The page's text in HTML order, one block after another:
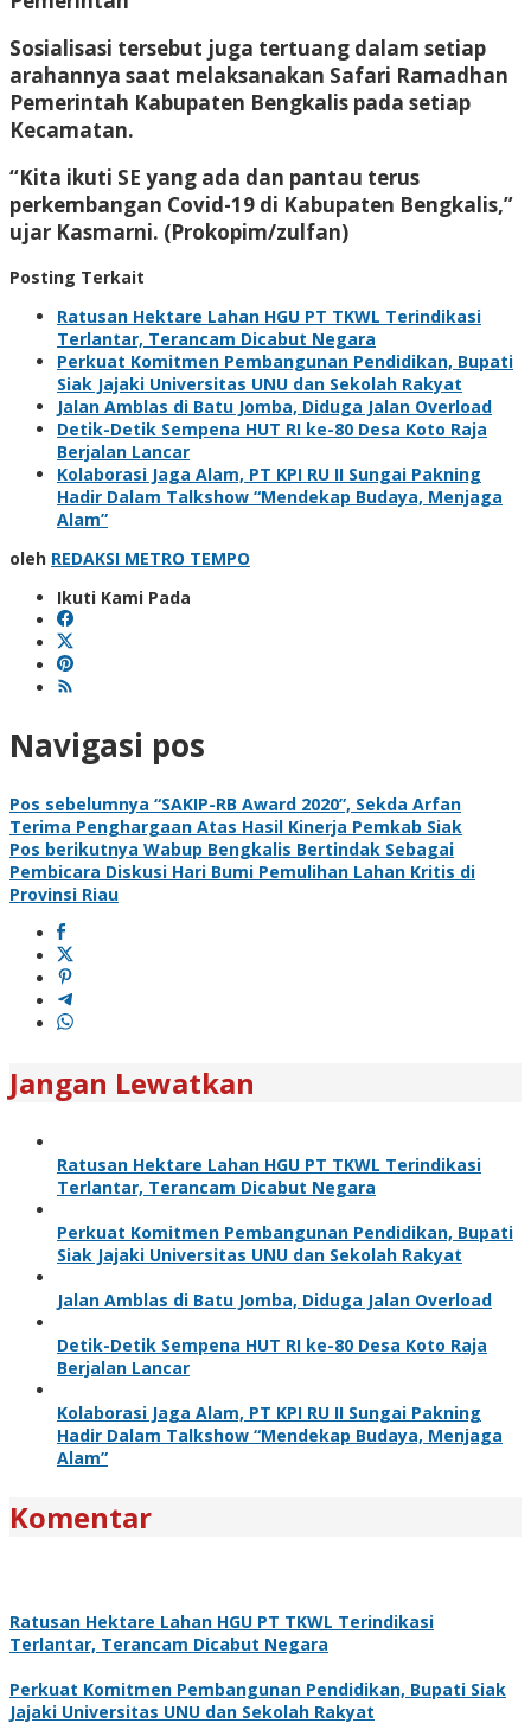
Sosialisasi tersebut juga tertuang dalam setiap
arahannya saat melaksanakan Safari Ramadhan
Pemerintah Kabupaten Bengkalis pada setiap
Kecamatan.
“Kita ikuti SE yang ada dan pantau terus
perkembangan Covid-19 di Kabupaten Bengkalis,”
ujar Kasmarni. (Prokopim/zulfan)
Posting Terkait
Ratusan Hektare Lahan HGU PT TKWL Terindikasi
Terlantar, Terancam Dicabut Negara
Perkuat Komitmen Pembangunan Pendidikan, Bupati
Siak Jajaki Universitas UNU dan Sekolah Rakyat
Jalan Amblas di Batu Jomba, Diduga Jalan Overload
Detik-Detik Sempena HUT RI ke-80 Desa Koto Raja
Berjalan Lancar
Kolaborasi Jaga Alam, PT KPI RU II Sungai Pakning
Hadir Dalam Talkshow “Mendekap Budaya, Menjaga
Alam”
oleh REDAKSI METRO TEMPO
Ikuti Kami Pada
Navigasi pos
Pos sebelumnya “SAKIP-RB Award 2020”, Sekda Arfan
Terima Penghargaan Atas Hasil Kinerja Pemkab Siak
Pos berikutnya Wabup Bengkalis Bertindak Sebagai
Pembicara Diskusi Hari Bumi Pemulihan Lahan Kritis di
Provinsi Riau
Jangan Lewatkan
Ratusan Hektare Lahan HGU PT TKWL Terindikasi
Terlantar, Terancam Dicabut Negara
Perkuat Komitmen Pembangunan Pendidikan, Bupati
Siak Jajaki Universitas UNU dan Sekolah Rakyat
Jalan Amblas di Batu Jomba, Diduga Jalan Overload
Detik-Detik Sempena HUT RI ke-80 Desa Koto Raja
Berjalan Lancar
Kolaborasi Jaga Alam, PT KPI RU II Sungai Pakning
Hadir Dalam Talkshow “Mendekap Budaya, Menjaga
Alam”
Komentar
Ratusan Hektare Lahan HGU PT TKWL Terindikasi
Terlantar, Terancam Dicabut Negara
Perkuat Komitmen Pembangunan Pendidikan, Bupati Siak
Jajaki Universitas UNU dan Sekolah Rakyat